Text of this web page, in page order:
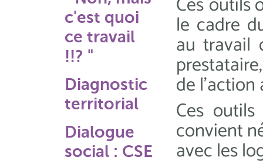
c'est quoi
ce travail
!!? "
Diagnostic
territorial
Dialogue
social : CSE
le cadre
au travail
de l'action
Ces
convient
avec les